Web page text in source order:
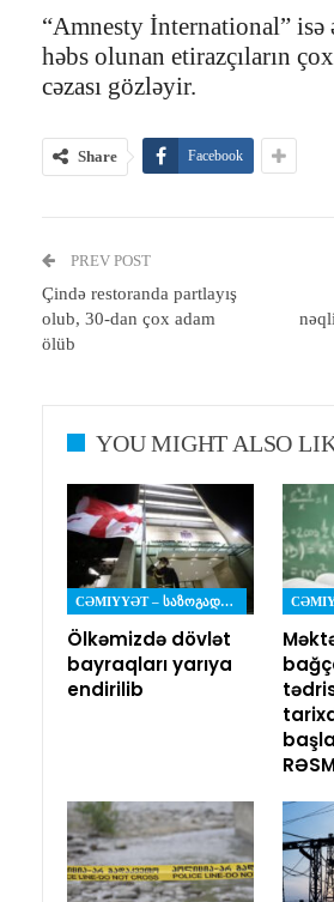
“Amnesty İnternational” isə
həbs olunan etirazçıların
cəzası gözləyir.
Share Facebook
PREV POST
Çində restoranda partlayış
olub, 30-dan çox adam
ölüb
YOU MIGHT ALSO
CƏMIYYƏT – ᲡᲐᲖᲝᲒᲐᲓᲝᲔᲑᲐ
Ölkəmizdə dövlət
bayraqları yarıya
endirilib